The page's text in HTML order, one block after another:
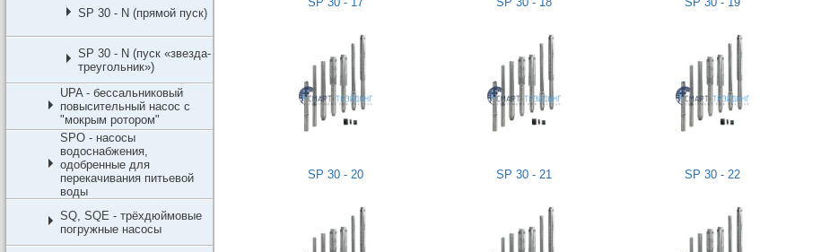
SP 30 - N (прямой пуск)
SP 30 - N (пуск «звезда-
треугольник»)
UPA - бессальниковый
повысительный насос с
"мокрым ротором"
SPO - насосы
водоснабжения,
одобренные для
перекачивания питьевой
воды
SQ, SQE - трёхдюймовые
погружные насосы
SP 30 - 20 SP 30 - 21 SP 30 - 22